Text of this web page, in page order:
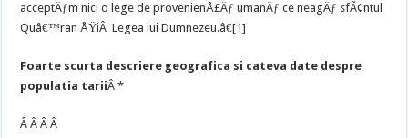
acceptÄƒm nici o lege de provenienÅ£Äƒ umanÄƒ ce neagÄƒ sfÃ¢ntul
Quâ€™ran ÅŸiÂ Legea lui Dumnezeu.â€[1]
Foarte scurta descriere geografica si cateva date despre
populatia tariiÂ *
Â Â Â Â